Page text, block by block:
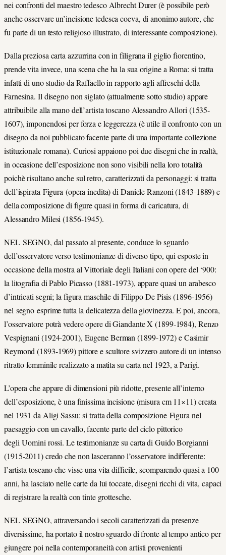
nei confronti del maestro tedesco Albrecht Durer (è possibile però
anche osservare un’incisione tedesca coeva, di anonimo autore, che
fu parte di un testo religioso illustrato, di interessante composizione).
Dalla preziosa carta azzurrina con in filigrana il giglio fiorentino,
prende vita invece, una scena che ha la sua origine a Roma: si tratta
infatti di uno studio da Raffaello in rapporto agli affreschi della
Farnesina. Il disegno non siglato (attualmente sotto studio) appare
attribuibile alla mano dell’artista toscano Alessandro Allori (1535-
1607), imponendosi per forza e leggerezza (è utile il confronto con un
disegno da noi pubblicato facente parte di una importante collezione
istituzionale romana). Curiosi appaiono poi due disegni che in realtà,
in occasione dell’esposizione non sono visibili nella loro totalità
poichè risultano anche sul retro, caratterizzati da personaggi: si tratta
dell’ispirata Figura (opera inedita) di Daniele Ranzoni (1843-1889) e
della composizione di figure quasi in forma di caricatura, di
Alessandro Milesi (1856-1945).
NEL SEGNO, dal passato al presente, conduce lo sguardo
dell’osservatore verso testimonianze di diverso tipo, qui esposte in
occasione della mostra al Vittoriale degli Italiani con opere del ‘900:
la litografia di Pablo Picasso (1881-1973), appare quasi un arabesco
d’intricati segni; la figura maschile di Filippo De Pisis (1896-1956)
nel segno esprime tutta la delicatezza della giovinezza. E poi, ancora,
l’osservatore potrà vedere opere di Giandante X (1899-1984), Renzo
Vespignani (1924-2001), Eugene Berman (1899-1972) e Casimir
Reymond (1893-1969) pittore e scultore svizzero autore di un intenso
ritratto femminile realizzato a matita su carta nel 1923, a Parigi.
L’opera che appare di dimensioni più ridotte, presente all’interno
dell’esposizione, è una finissima incisione (misura cm 11×11) creata
nel 1931 da Aligi Sassu: si tratta della composizione Figura nel
paesaggio con un cavallo, facente parte del ciclo pittorico
degli Uomini rossi. Le testimonianze su carta di Guido Borgianni
(1915-2011) credo che non lasceranno l’osservatore indifferente:
l’artista toscano che visse una vita difficile, scomparendo quasi a 100
anni, ha lasciato nelle carte da lui toccate, disegni ricchi di vita, capaci
di registrare la realtà con tinte grottesche.
NEL SEGNO, attraversando i secoli caratterizzati da presenze
diversissime, ha portato il nostro sguardo di fronte al tempo antico per
giungere poi nella contemporaneità con artisti provenienti